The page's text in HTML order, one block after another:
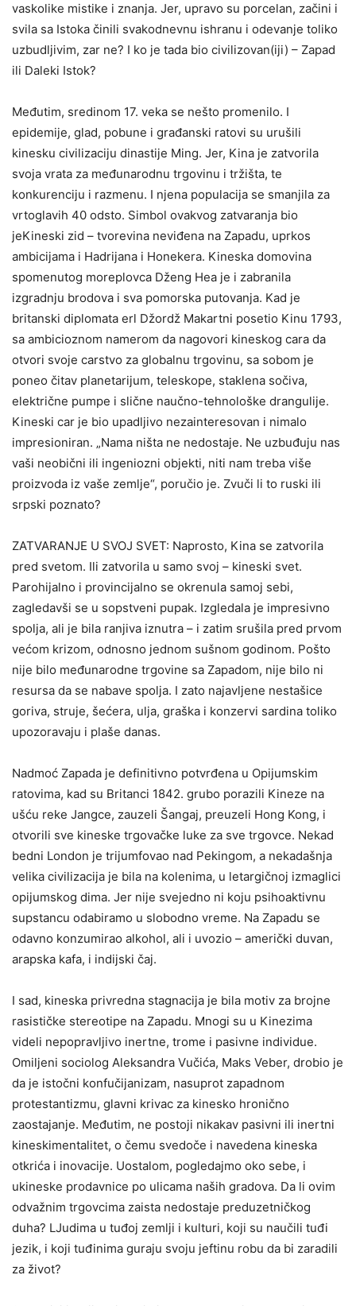
vaskolike mistike i znanja. Jer, upravo su porcelan, začini i
svila sa Istoka činili svakodnevnu ishranu i odevanje toliko
uzbudljivim, zar ne? I ko je tada bio civilizovan(iji) – Zapad
ili Daleki Istok?
Međutim, sredinom 17. veka se nešto promenilo. I
epidemije, glad, pobune i građanski ratovi su urušili
kinesku civilizaciju dinastije Ming. Jer, Kina je zatvorila
svoja vrata za međunarodnu trgovinu i tržišta, te
konkurenciju i razmenu. I njena populacija se smanjila za
vrtoglavih 40 odsto. Simbol ovakvog zatvaranja bio
jeKineski zid – tvorevina neviđena na Zapadu, uprkos
ambicijama i Hadrijana i Honekera. Kineska domovina
spomenutog moreplovca Dženg Hea je i zabranila
izgradnju brodova i sva pomorska putovanja. Kad je
britanski diplomata erl Džordž Makartni posetio Kinu 1793,
sa ambicioznom namerom da nagovori kineskog cara da
otvori svoje carstvo za globalnu trgovinu, sa sobom je
poneo čitav planetarijum, teleskope, staklena sočiva,
električne pumpe i slične naučno-tehnološke drangulije.
Kineski car je bio upadljivo nezainteresovan i nimalo
impresioniran. „Nama ništa ne nedostaje. Ne uzbuđuju nas
vaši neobični ili ingeniozni objekti, niti nam treba više
proizvoda iz vaše zemlje“, poručio je. Zvuči li to ruski ili
srpski poznato?
ZATVARANJE U SVOJ SVET: Naprosto, Kina se zatvorila
pred svetom. Ili zatvorila u samo svoj – kineski svet.
Parohijalno i provincijalno se okrenula samoj sebi,
zagledavši se u sopstveni pupak. Izgledala je impresivno
spolja, ali je bila ranjiva iznutra – i zatim srušila pred prvom
većom krizom, odnosno jednom sušnom godinom. Pošto
nije bilo međunarodne trgovine sa Zapadom, nije bilo ni
resursa da se nabave spolja. I zato najavljene nestašice
goriva, struje, šećera, ulja, graška i konzervi sardina toliko
upozoravaju i plaše danas.
Nadmoć Zapada je definitivno potvrđena u Opijumskim
ratovima, kad su Britanci 1842. grubo porazili Kineze na
ušću reke Jangce, zauzeli Šangaj, preuzeli Hong Kong, i
otvorili sve kineske trgovačke luke za sve trgovce. Nekad
bedni London je trijumfovao nad Pekingom, a nekadašnja
velika civilizacija je bila na kolenima, u letargičnoj izmaglici
opijumskog dima. Jer nije svejedno ni koju psihoaktivnu
supstancu odabiramo u slobodno vreme. Na Zapadu se
odavno konzumirao alkohol, ali i uvozio – američki duvan,
arapska kafa, i indijski čaj.
I sad, kineska privredna stagnacija je bila motiv za brojne
rasističke stereotipe na Zapadu. Mnogi su u Kinezima
videli nepopravljivo inertne, trome i pasivne individue.
Omiljeni sociolog Aleksandra Vučića, Maks Veber, drobio je
da je istočni konfučijanizam, nasuprot zapadnom
protestantizmu, glavni krivac za kinesko hronično
zaostajanje. Međutim, ne postoji nikakav pasivni ili inertni
kineskimentalitet, o čemu svedoče i navedena kineska
otkrića i inovacije. Uostalom, pogledajmo oko sebe, i
ukineske prodavnice po ulicama naših gradova. Da li ovim
odvažnim trgovcima zaista nedostaje preduzetničkog
duha? LJudima u tuđoj zemlji i kulturi, koji su naučili tuđi
jezik, i koji tuđinima guraju svoju jeftinu robu da bi zaradili
za život?